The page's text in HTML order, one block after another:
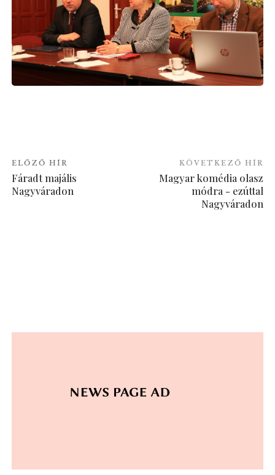
ELŐZŐ HÍR
Fáradt majális
Nagyváradon
KÖVETKEZŐ HÍR
Magyar komédia olasz
módra - ezúttal
Nagyváradon